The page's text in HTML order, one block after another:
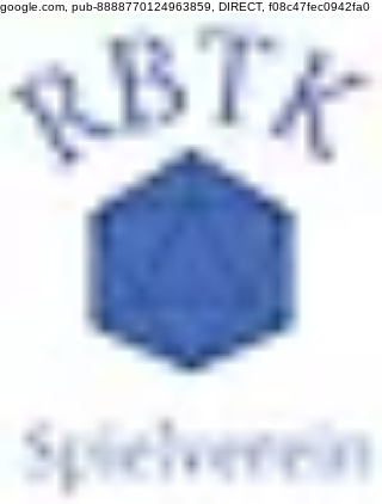
google.com, pub-8888770124963859, DIRECT, f08c47fec0942fa0